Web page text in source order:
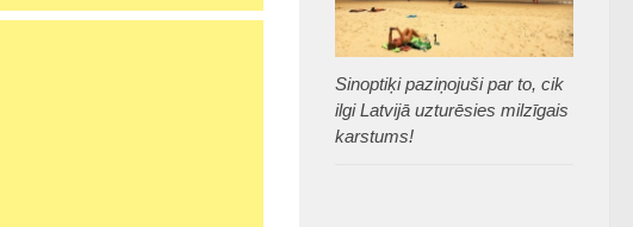
Sinoptiķi paziņojuši par to, cik
ilgi Latvijā uzturēsies milzīgais
karstums!